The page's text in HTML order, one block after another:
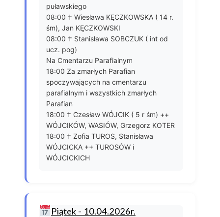
puławskiego
08:00 † Wiesława KĘCZKOWSKA ( 14 r.
śm), Jan KĘCZKOWSKI
08:00 † Stanisława SOBCZUK ( int od
ucz. pog)
Na Cmentarzu Parafialnym
18:00 Za zmarłych Parafian
spoczywających na cmentarzu
parafialnym i wszystkich zmarłych
Parafian
18:00 † Czesław WÓJCIK ( 5 r śm) ++
WÓJCIKÓW, WASIÓW, Grzegorz KOTER
18:00 † Zofia TUROS, Stanisława
WÓJCICKA ++ TUROSÓW i
WÓJCICKICH
Piątek - 10.04.2026r.